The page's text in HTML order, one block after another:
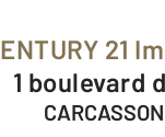
CENTURY 21
1 boulevard